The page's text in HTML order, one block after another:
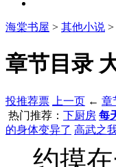
海棠书屋 > 其他小说 >
章节目录
投推荐票 上一页 ← 章
热门推荐： 下厨房 每
的身体变异了 高武之
约摸在